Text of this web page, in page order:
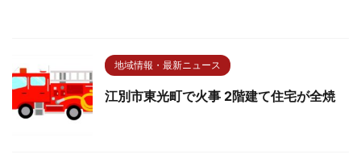
地域情報・最新ニュース
江別市東光町で火事 2階建て住宅が全焼